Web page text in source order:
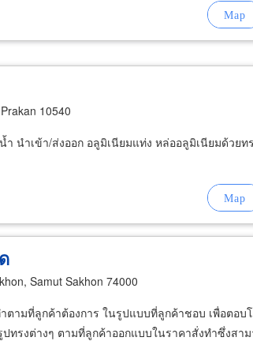
10540
นำเข้า/ส่งออก อลูมิเนียมแท่ง หล่ออลูมิเนียมด้วยท
Samut Sakhon 74000
ามที่ลูกค้าต้องการ ในรูปแบบที่ลูกค้าชอบ เพื่อตอบ
ทรงต่างๆ ตามที่ลูกค้าออกแบบในราคาสั่งทำซึ่งสา